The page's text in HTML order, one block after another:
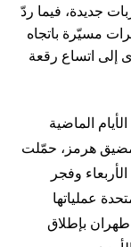
جديدة، فيما ردّ
مسيّرة باتجاه
إلى اتساع رقعة
الماضية
هرمز، حمّلت
وفجر
عملياتها
بإطلاق